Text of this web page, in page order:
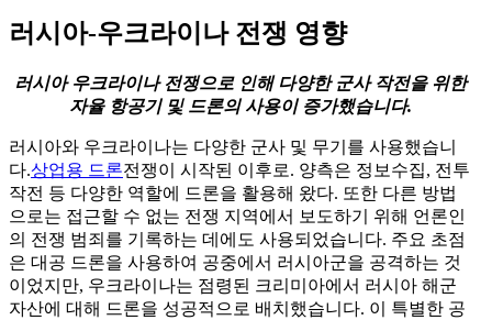
러시아-우크라이나 전쟁 영향
러시아 우크라이나 전쟁으로 인해 다양한 군사 작전을 위한
자율 항공기 및 드론의 사용이 증가했습니다.
러시아와 우크라이나는 다양한 군사 및 무기를 사용했습니
다.상업용 드론전쟁이 시작된 이후로. 양측은 정보수집, 전투
작전 등 다양한 역할에 드론을 활용해 왔다. 또한 다른 방법
으로는 접근할 수 없는 전쟁 지역에서 보도하기 위해 언론인
의 전쟁 범죄를 기록하는 데에도 사용되었습니다. 주요 초점
은 대공 드론을 사용하여 공중에서 러시아군을 공격하는 것
이었지만, 우크라이나는 점령된 크리미아에서 러시아 해군
자산에 대해 드론을 성공적으로 배치했습니다. 이 특별한 공